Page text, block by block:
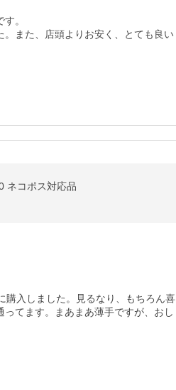
。
また、店頭よりお安く、とても良い
ネコポス対応品
購入しました。見るなり、もちろん喜
てます。まあまあ薄手ですが、おし